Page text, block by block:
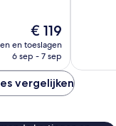
De
prijs
is
€ 119
en toeslagen
6 sep - 7 sep
vergelijken